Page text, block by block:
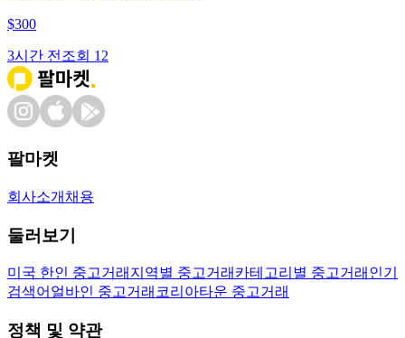
$300
3시간 전 조회 12
팔마켓
회사소개 채용
둘러보기
미국 한인 중고거래 지역별 중고거래 카테고리별 중고거래 인기
검색어 얼바인 중고거래 코리아타운 중고거래
정책 및 약관